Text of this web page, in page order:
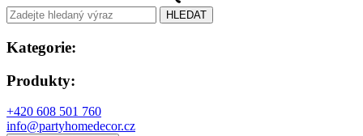
HLEDAT
Kategorie:
Produkty:
+420 608 501 760
info@partyhomedecor.cz